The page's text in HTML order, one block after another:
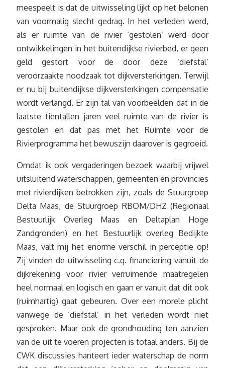
meespeelt is dat de uitwisseling lijkt op het belonen
van voormalig slecht gedrag. In het verleden werd,
als er ruimte van de rivier ‘gestolen’ werd door
ontwikkelingen in het buitendijkse rivierbed, er geen
geld gestort voor de door deze ‘diefstal’
veroorzaakte noodzaak tot dijkversterkingen. Terwijl
er nu bij buitendijkse dijkversterkingen compensatie
wordt verlangd. Er zijn tal van voorbeelden dat in de
laatste tientallen jaren veel ruimte van de rivier is
gestolen en dat pas met het Ruimte voor de
Rivierprogramma het bewuszijn daarover is gegroeid.
Omdat ik ook vergaderingen bezoek waarbij vrijwel
uitsluitend waterschappen, gemeenten en provincies
met rivierdijken betrokken zijn, zoals de Stuurgroep
Delta Maas, de Stuurgroep RBOM/DHZ (Regionaal
Bestuurlijk Overleg Maas en Deltaplan Hoge
Zandgronden) en het Bestuurlijk overleg Bedijkte
Maas, valt mij het enorme verschil in perceptie op!
Zij vinden de uitwisseling c.q. financiering vanuit de
dijkrekening voor rivier verruimende maatregelen
heel normaal en logisch en gaan er vanuit dat dit ook
(ruimhartig) gaat gebeuren. Over een morele plicht
vanwege de ‘diefstal’ in het verleden wordt niet
gesproken. Maar ook de grondhouding ten aanzien
van de uit te voeren projecten is totaal anders. Bij de
CWK discussies hanteert ieder waterschap de norm